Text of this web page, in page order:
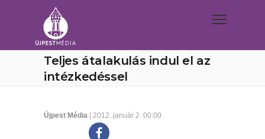
Teljes átalakulás indul el az
intézkedéssel
Újpest Média | 2012. január 2. 00:00